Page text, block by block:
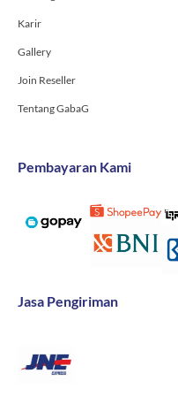
Karir
Gallery
Join Reseller
Tentang GabaG
Pembayaran Kami
Jasa Pengiriman